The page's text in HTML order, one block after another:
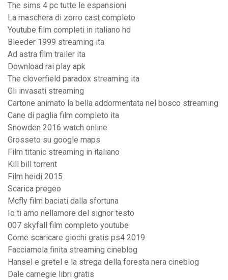
The sims 4 pc tutte le espansioni
La maschera di zorro cast completo
Youtube film completi in italiano hd
Bleeder 1999 streaming ita
Ad astra film trailer ita
Download rai play apk
The cloverfield paradox streaming ita
Gli invasati streaming
Cartone animato la bella addormentata nel bosco streaming
Cane di paglia film completo ita
Snowden 2016 watch online
Grosseto su google maps
Film titanic streaming in italiano
Kill bill torrent
Film heidi 2015
Scarica pregeo
Mcfly film baciati dalla sfortuna
Io ti amo nellamore del signor testo
007 skyfall film completo youtube
Come scaricare giochi gratis ps4 2019
Facciamola finita streaming cineblog
Hansel e gretel e la strega della foresta nera cineblog
Dale carnegie libri gratis